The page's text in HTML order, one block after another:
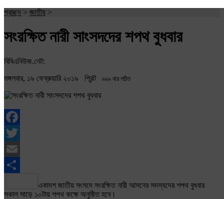
প্রচ্ছদ > জাতীয় >
সংরক্ষিত নারী সাংসদদের শপথ বুধবার
বিবিএনিউজ.নেট:
মঙ্গলবার, ১৯ ফেব্রুয়ারি ২০১৯ প্রিন্ট ৯৯৯ বার পঠিত
Facebook
Twitter
Email
একাদশ জাতীয় সংসদে সংরক্ষিত নারী আসনের সদস্যদের শপথ বুধবার
সকাল সাড়ে ১০টায় শপথ কক্ষে অনুষ্ঠিত হবে।